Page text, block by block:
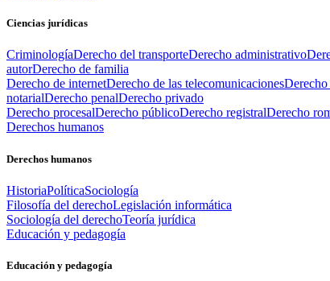
Ciencias jurídicas
CriminologíaDerecho del transporteDerecho administrativo
autorDerecho de familia
Derecho de internetDerecho de las telecomunicaciones
notarialDerecho penalDerecho privado
Derecho procesalDerecho públicoDerecho registralDerecho
Derechos humanos
Derechos humanos
HistoriaPolíticaSociología
Filosofía del derechoLegislación informática
Sociología del derechoTeoría jurídica
Educación y pedagogía
Educación y pedagogía